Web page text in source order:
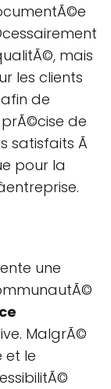
mais
les clients
de
de
satisfaits Ã
pour la
une
MalgrÃ©
et le